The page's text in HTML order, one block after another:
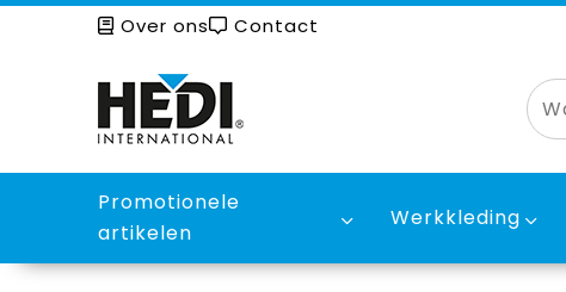
Over ons Contact
Promotionele
artikelen
Werkkleding